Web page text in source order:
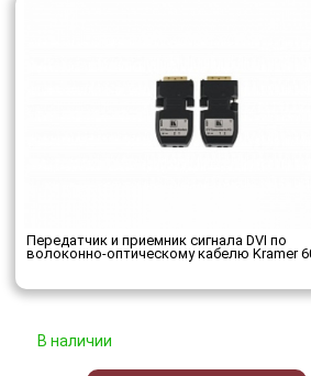
Передатчик и приемник сигнала DVI по
волоконно-оптическому кабелю Kramer
В наличии